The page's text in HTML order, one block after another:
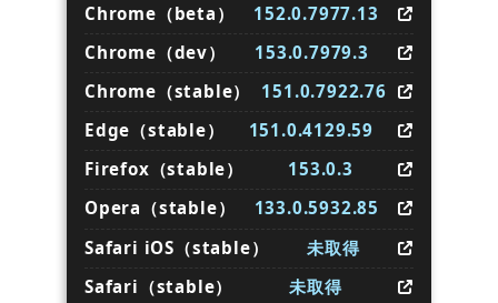
Chrome（beta）
152.0.7977.13
Chrome（dev）
153.0.7979.3
Chrome（stable）
151.0.7922.76
Edge（stable）
151.0.4129.59
Firefox（stable）
153.0.3
Opera（stable）
133.0.5932.85
Safari iOS（stable）
未取得
Safari（stable）
未取得